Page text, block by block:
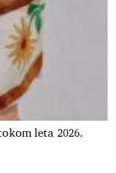
leta 2026.